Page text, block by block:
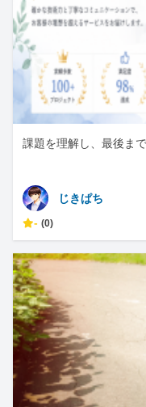
課題を理解し、最後ま
じきぱち
- (0)